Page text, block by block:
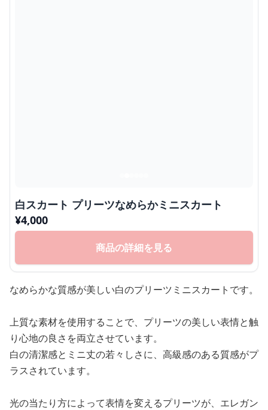
白スカート プリーツなめらかミニスカート
¥4,000
商品の詳細を見る
なめらかな質感が美しい白のプリーツミニスカートです。
上質な素材を使用することで、プリーツの美しい表情と触
り心地の良さを両立させています。
白の清潔感とミニ丈の若々しさに、高級感のある質感がプ
ラスされています。
光の当たり方によって表情を変えるプリーツが、エレガン